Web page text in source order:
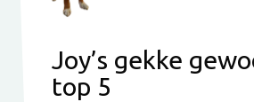
Joy’s gekke
top 5